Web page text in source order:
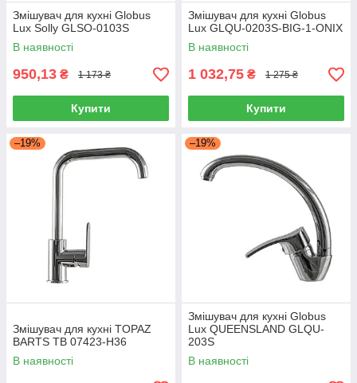
Змішувач для кухні Globus
Lux Solly GLSO-0103S
В наявності
950,13 ₴ 1 173 ₴
Купити
Змішувач для кухні Globus
Lux GLQU-0203S-BIG-1-ONIX
В наявності
1 032,75 ₴ 1 275 ₴
Купити
–19%
Змішувач для кухні TOPAZ
BARTS TB 07423-H36
В наявності
–19%
Змішувач для кухні Globus
Lux QUEENSLAND GLQU-
203S
В наявності